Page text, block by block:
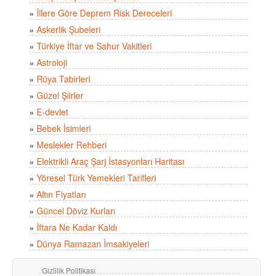
» İllere Göre Deprem Risk Dereceleri
» Askerlik Şubeleri
» Türkiye İftar ve Sahur Vakitleri
» Astroloji
» Rüya Tabirleri
» Güzel Şiirler
» E-devlet
» Bebek İsimleri
» Meslekler Rehberi
» Elektrikli Araç Şarj İstasyonları Haritası
» Yöresel Türk Yemekleri Tarifleri
» Altın Fiyatları
» Güncel Döviz Kurları
» İftara Ne Kadar Kaldı
» Dünya Ramazan İmsakiyeleri
Gizlilik Politikası